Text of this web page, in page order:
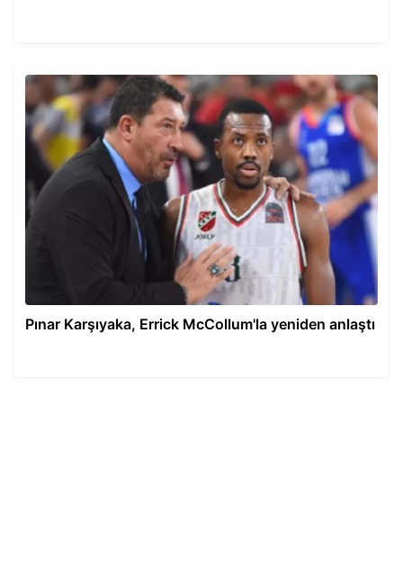
Pınar Karşıyaka, Errick McCollum'la yeniden anlaştı